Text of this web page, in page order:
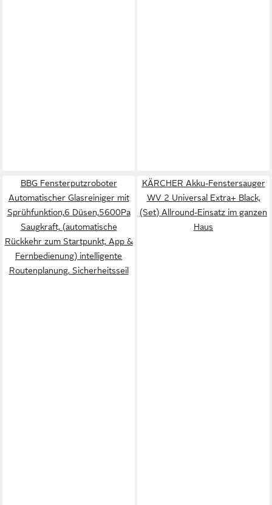
BBG Fensterputzroboter
Automatischer Glasreiniger mit
Sprühfunktion,6 Düsen,5600Pa
Saugkraft, (automatische
Rückkehr zum Startpunkt, App &
Fernbedienung) intelligente
Routenplanung, Sicherheitsseil
KÄRCHER Akku-Fenstersauger
WV 2 Universal Extra+ Black,
(Set) Allround-Einsatz im ganzen
Haus